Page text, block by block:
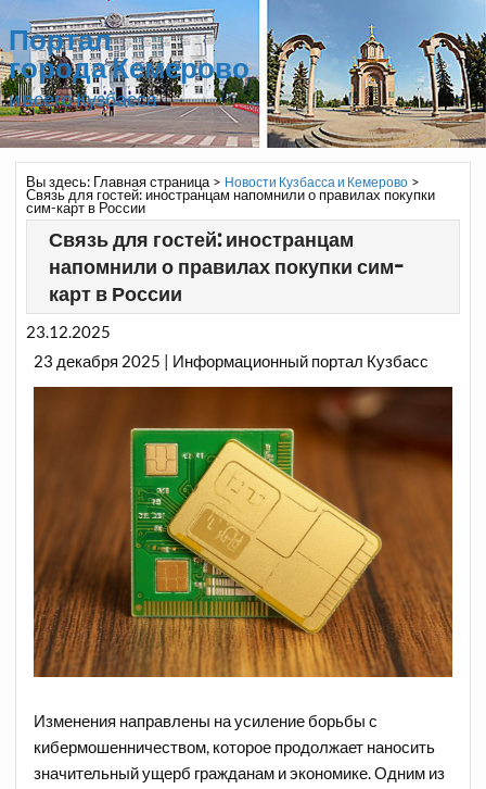
Портал
города Кемерово
и всего Кузбасса
Вы здесь: Главная страница> Новости Кузбасса и Кемерово>
Связь для гостей: иностранцам напомнили о правилах покупки
сим-карт в России
Связь для гостей: иностранцам
напомнили о правилах покупки сим-
карт в России
23.12.2025
23 декабря 2025 | Информационный портал Кузбасс
Изменения направлены на усиление борьбы с
кибермошенничеством, которое продолжает наносить
значительный ущерб гражданам и экономике. Одним из